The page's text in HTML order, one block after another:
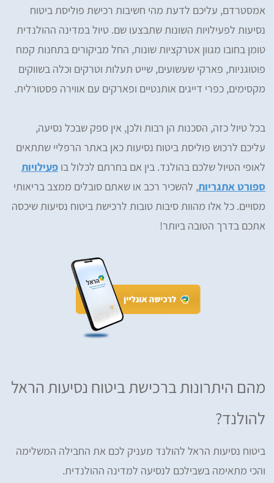
אמסטרדם, עליכם לדעת מהי חשיבות רכישת פוליסת ביטוח
נסיעות לפעילויות השונות שתבצעו שם. טיול במדינה ההולנדית
טומן בחובו מגוון אטרקציות שונות, החל מביקורים בתחנות קמח
פוטוגניות, פארקי שעשועים, שייט תעלות וטרקים וכלה בשווקים
מקסימים, כפרי דייגים אותנטיים ופארקים עם אווירה פסטורלית.
בכל טיול כזה, הסכנות הן רבות ולכן, אין ספק שבכל נסיעה,
עליכם לרכוש פוליסת ביטוח נסיעות כאן באתר הרפליי שתתאים
לאופי הטיול שלכם בהולנד. בין אם בחרתם לכלול בו פעילויות
ספורט אתגריות, להשכיר רכב או שאתם סובלים ממצב בריאותי
מסויים. כל אלו מהוות סיבות טובות לרכישת ביטוח נסיעות שיכסה
אתכם בדרך הטובה ביותר!
מהם היתרונות ברכישת ביטוח נסיעות הראל
להולנד?
ביטוח נסיעות הראל להולנד מעניק לכם את החבילה המשלימה
והכי מתאימה בשבילכם לנסיעה למדינה ההולנדית.